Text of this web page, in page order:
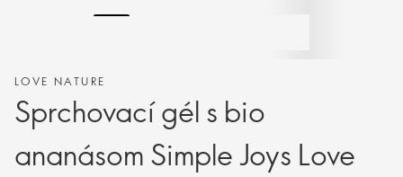
LOVE NATURE
Sprchovací gél s bio
ananásom Simple Joys Love